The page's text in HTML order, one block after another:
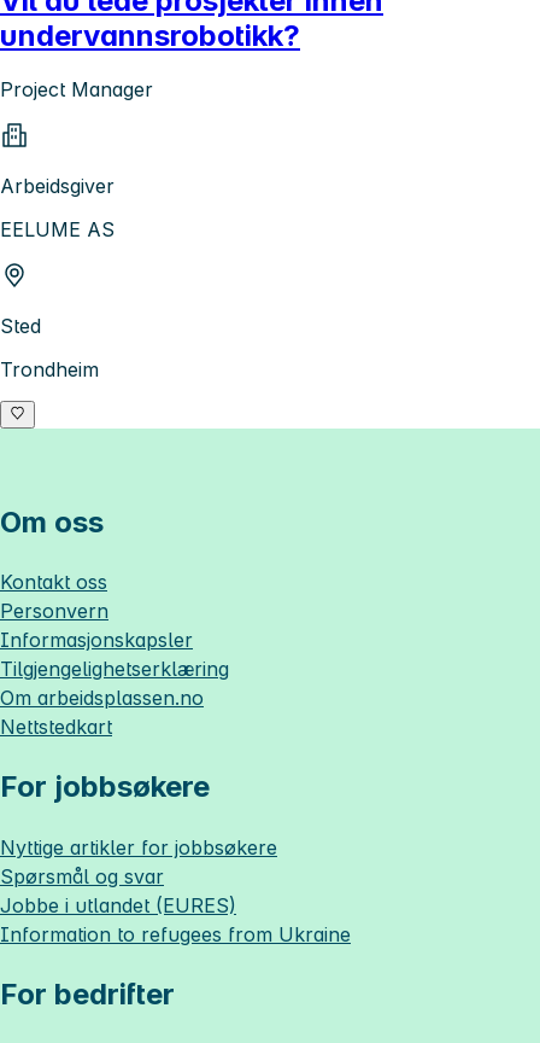
undervannsrobotikk?
Project Manager
Arbeidsgiver
EELUME AS
Sted
Trondheim
Om oss
Kontakt oss
Personvern
Informasjonskapsler
Tilgjengelighetserklæring
Om arbeidsplassen.no
Nettstedkart
For jobbsøkere
Nyttige artikler for jobbsøkere
Spørsmål og svar
Jobbe i utlandet (EURES)
Information to refugees from Ukraine
For bedrifter